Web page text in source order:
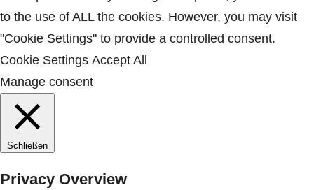
k
a
m
to the use of ALL the cookies. However, you may visit
"Cookie Settings" to provide a controlled consent.
Cookie Settings Accept All
Manage consent
Schließen
Privacy Overview